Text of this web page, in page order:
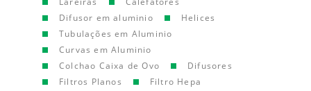
Difusor em aluminio
Helices
Tubulações em Aluminio
Curvas em Aluminio
Colchao Caixa de Ovo
Difusores
Filtros Planos
Filtro Hepa